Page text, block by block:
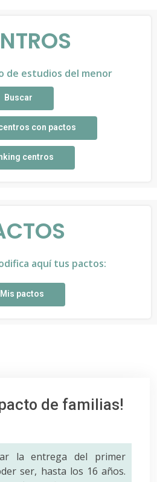
de estudios del menor
Buscar
con pactos
centros
aquí tus pactos:
Mis pactos
de familias!
la entrega del primer
ser, hasta los 16 años.